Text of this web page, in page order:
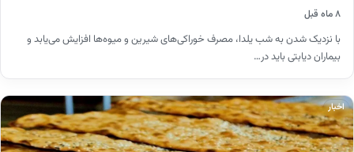
۸ ماه قبل
با نزدیک شدن به شب یلدا، مصرف خوراکی‌های شیرین و میوه‌ها افزایش می‌یابد و
بیماران دیابتی باید در…
اخبار